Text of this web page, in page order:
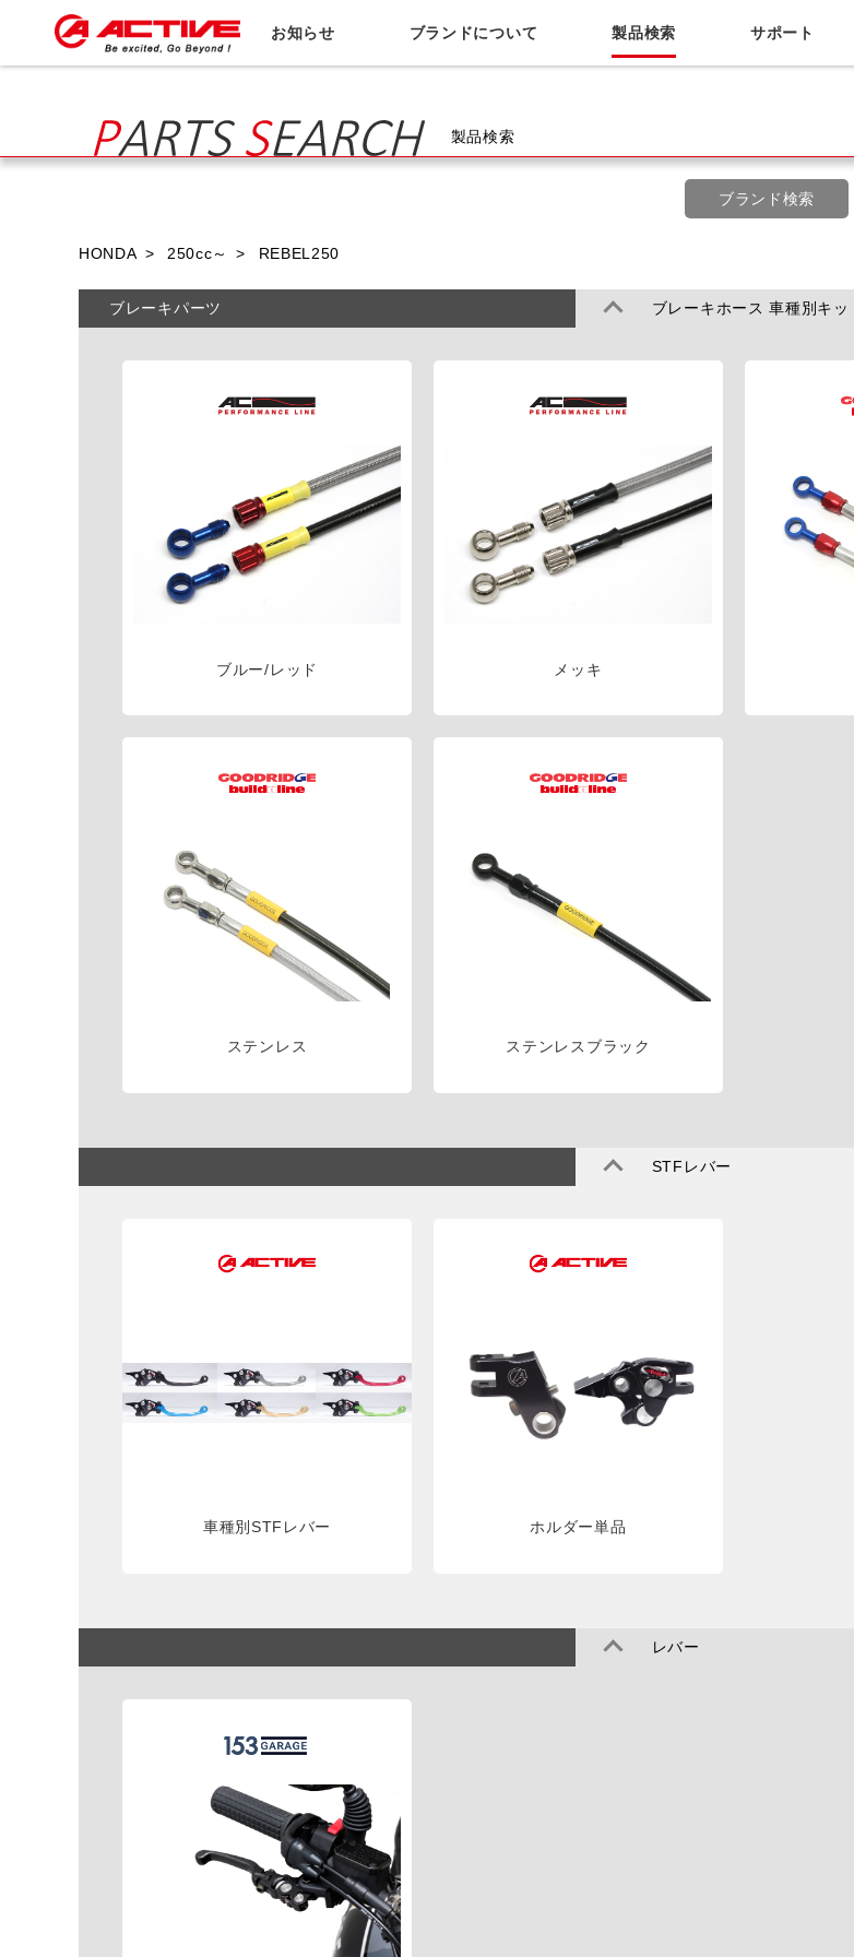
お知らせ ブランドについて 製品検索 サポート
サポート
お問い合わ
用品店情報
カタログ正
製品検索
ブランド検索
HONDA 250cc～ REBEL250
ブレーキパーツ ブレーキホース 車種別キッ
ブルー/レッド メッキ
ステンレス ステンレスブラック
STFレバー
車種別STFレバー ホルダー単品
レバー